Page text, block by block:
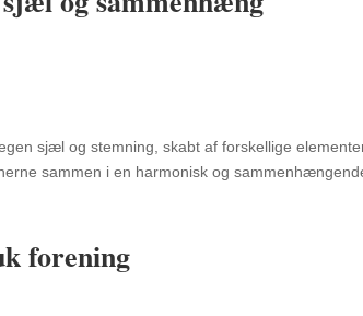
sjæl og stemning, skabt af forskellige
sammen i en harmonisk og
forening